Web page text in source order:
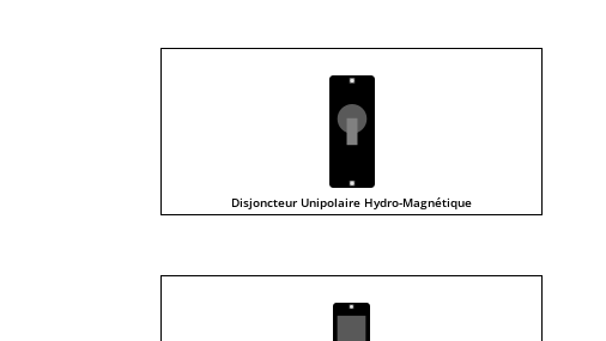
Disjoncteur Unipolaire Hydro-Magnétique